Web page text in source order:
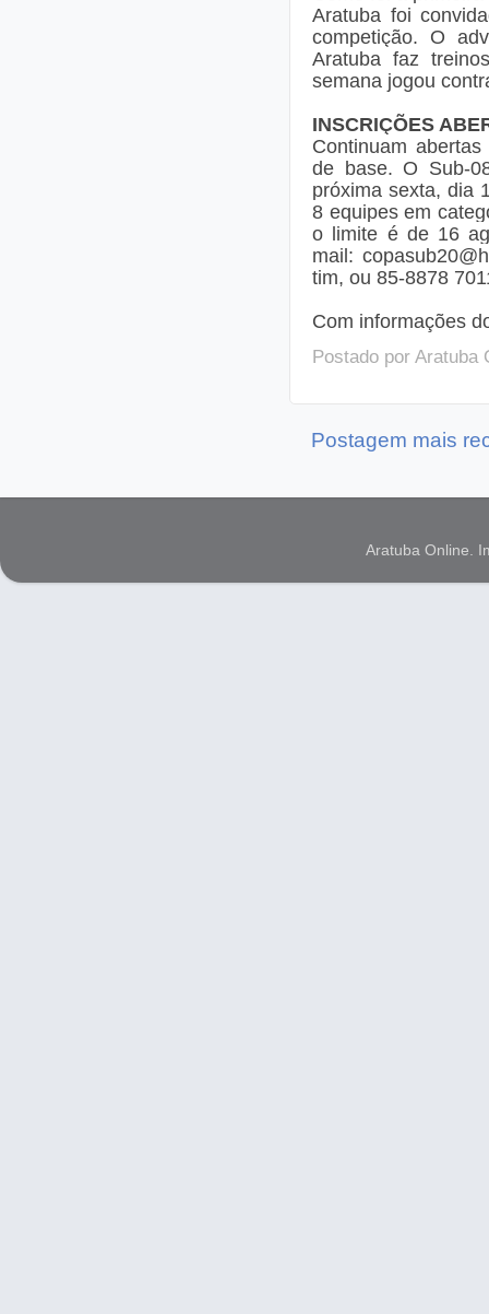
Aratuba foi
competição. O
Aratuba faz
semana jogou
INSCRIÇÕES
Continuam
de base. O Sub-
próxima sexta, dia
8 equipes em
o limite é de 16
mail:
tim, ou 85-8878
Com informações
Postado por Aratuba
Postagem mais
Aratuba Online.